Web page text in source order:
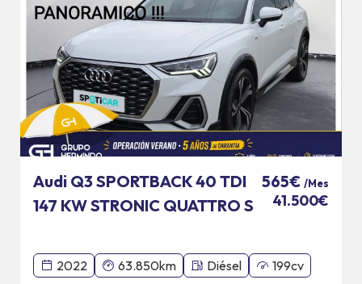
Audi Q3 SPORTBACK 40 TDI
147 KW STRONIC QUATTRO S
565€ /Mes
41.500€
2022 63.850km Diésel 199cv